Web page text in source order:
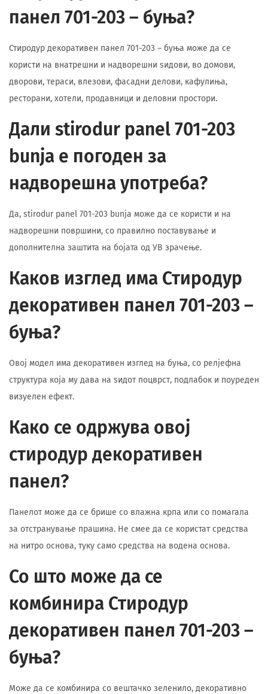
панел 701-203 – буња?
Стиродур декоративен панел 701-203 – буња може да се
користи на внатрешни и надворешни ѕидови, во домови,
дворови, тераси, влезови, фасадни делови, кафулиња,
ресторани, хотели, продавници и деловни простори.
Дали stirodur panel 701-203
bunja е погоден за
надворешна употреба?
Да, stirodur panel 701-203 bunja може да се користи и на
надворешни површини, со правилно поставување и
дополнителна заштита на бојата од УВ зрачење.
Каков изглед има Стиродур
декоративен панел 701-203 –
буња?
Овој модел има декоративен изглед на буња, со релјефна
структура која му дава на ѕидот поцврст, подлабок и поуреден
визуелен ефект.
Како се одржува овој
стиродур декоративен
панел?
Панелот може да се брише со влажна крпа или со помагала
за отстранување прашина. Не смее да се користат средства
на нитро основа, туку само средства на водена основа.
Со што може да се
комбинира Стиродур
декоративен панел 701-203 –
буња?
Може да се комбинира со вештачко зеленило, декоративно